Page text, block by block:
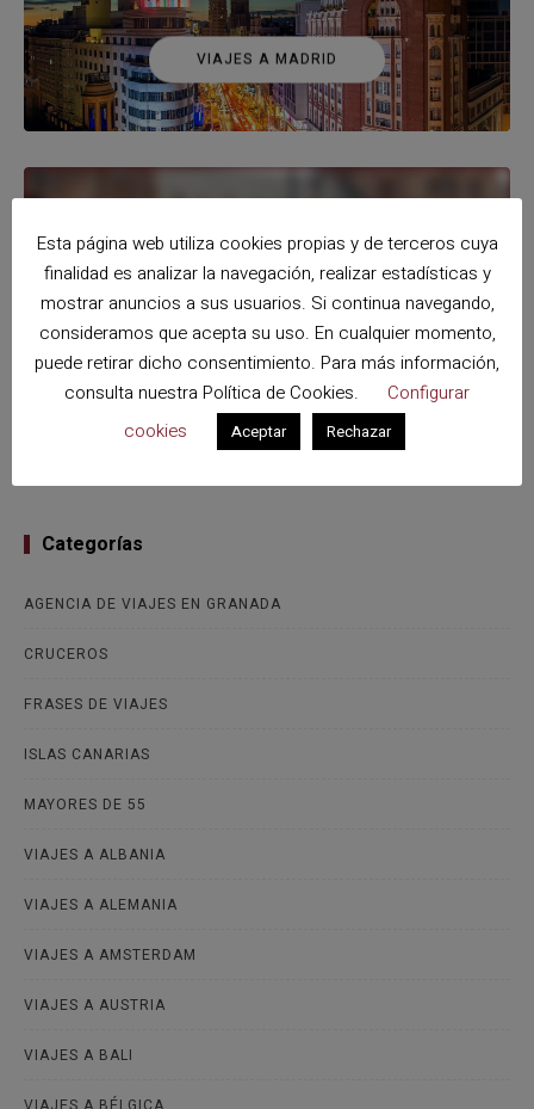
VIAJES A MADRID
VIAJES A SEVILLA
Síguenos
Categorías
AGENCIA DE VIAJES EN GRANADA
CRUCEROS
FRASES DE VIAJES
ISLAS CANARIAS
MAYORES DE 55
VIAJES A ALBANIA
VIAJES A ALEMANIA
VIAJES A AMSTERDAM
VIAJES A AUSTRIA
VIAJES A BALI
Esta página web utiliza cookies propias y de terceros cuya
finalidad es analizar la navegación, realizar estadísticas y
mostrar anuncios a sus usuarios. Si continua navegando,
consideramos que acepta su uso. En cualquier momento,
puede retirar dicho consentimiento. Para más información,
consulta nuestra Política de Cookies.
Configurar
cookies
Aceptar Rechazar